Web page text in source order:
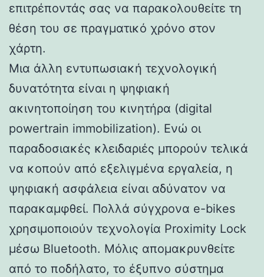
επιτρέποντάς σας να παρακολουθείτε τη
θέση του σε πραγματικό χρόνο στον
χάρτη.
Μια άλλη εντυπωσιακή τεχνολογική
δυνατότητα είναι η ψηφιακή
ακινητοποίηση του κινητήρα (digital
powertrain immobilization). Ενώ οι
παραδοσιακές κλειδαριές μπορούν τελικά
να κοπούν από εξελιγμένα εργαλεία, η
ψηφιακή ασφάλεια είναι αδύνατον να
παρακαμφθεί. Πολλά σύγχρονα e-bikes
χρησιμοποιούν τεχνολογία Proximity Lock
μέσω Bluetooth. Μόλις απομακρυνθείτε
από το ποδήλατο, το έξυπνο σύστημα